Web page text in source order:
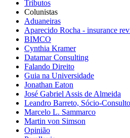
Tributos
Colunistas
Aduaneiras
Aparecido Rocha - insurance
BIMCO
Cynthia Kramer
Datamar Consulting
Falando Direito
Guia na Universidade
Jonathan Eaton
José Gabriel Assis de Almeida
Leandro Barreto, Sócio-
Marcelo L. Sammarco
Martin von Simson
Opinião